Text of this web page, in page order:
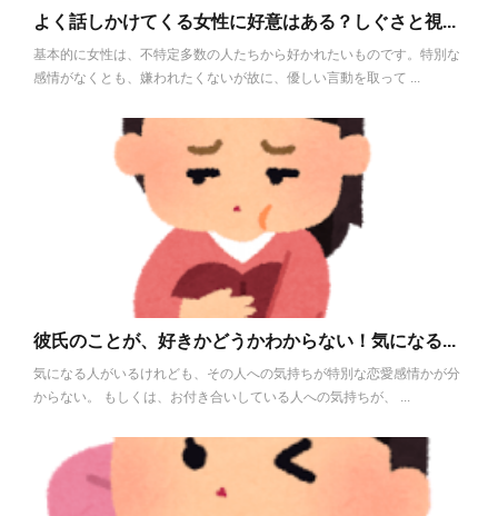
よく話しかけてくる女性に好意はある？しぐさと視...
基本的に女性は、不特定多数の人たちから好かれたいものです。特別な
感情がなくとも、嫌われたくないが故に、優しい言動を取って ...
彼氏のことが、好きかどうかわからない！気になる...
気になる人がいるけれども、その人への気持ちが特別な恋愛感情かが分
からない。 もしくは、お付き合いしている人への気持ちが、 ...